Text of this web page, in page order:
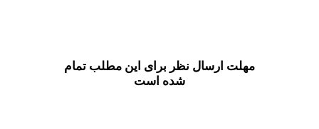
مهلت ارسال نظر برای این مطلب تمام
شده است